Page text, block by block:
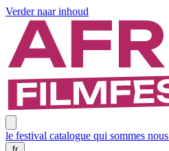
Verder naar inhoud
le festival catalogue qui sommes nous